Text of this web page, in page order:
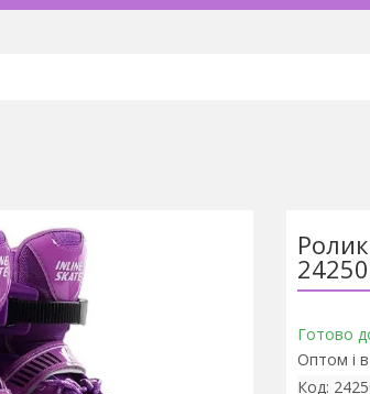
Готово
Оптом і
Код: